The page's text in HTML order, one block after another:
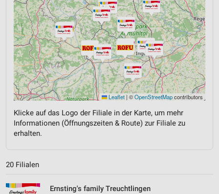
Leaflet | ©OpenStreetMapcontributors
Klicke auf das Logo der Filiale in der Karte, um mehr
Informationen (Öffnungszeiten & Route) zur Filiale zu
erhalten.
20 Filialen
Ernsting's family Treuchtlingen